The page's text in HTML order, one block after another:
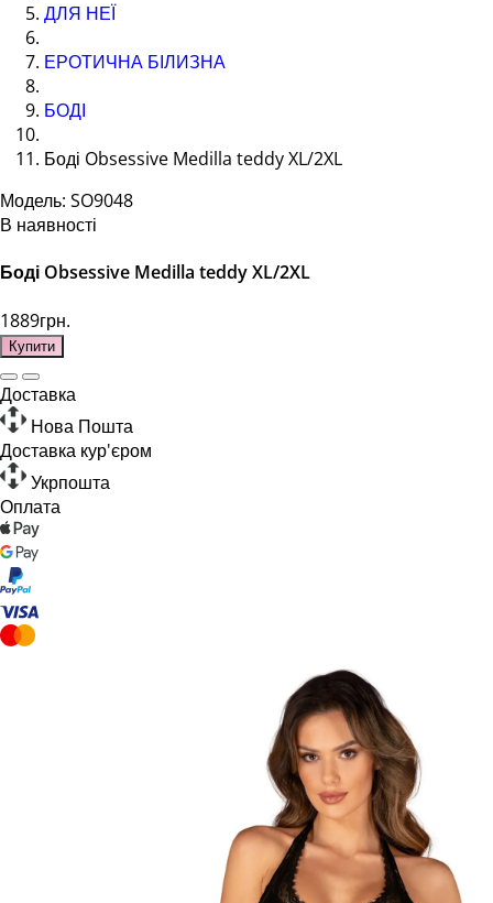
ДЛЯ НЕЇ
ЕРОТИЧНА БІЛИЗНА
БОДІ
Боді Obsessive Medilla teddy XL/2XL
Модель: SO9048
В наявності
Боді Obsessive Medilla teddy XL/2XL
1889грн.
Купити
Доставка
Нова Пошта
Доставка кур'єром
Укрпошта
Оплата